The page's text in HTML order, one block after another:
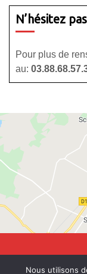
N’hésitez
Pour plus de
au:
Nous utilisons